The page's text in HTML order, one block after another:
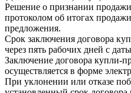
Решение о признании
протоколом об итогах
предложения.
Срок заключения договора
через пять рабочих дней с
Заключение договора купли-
осуществляется в форме
При уклонении или отказе